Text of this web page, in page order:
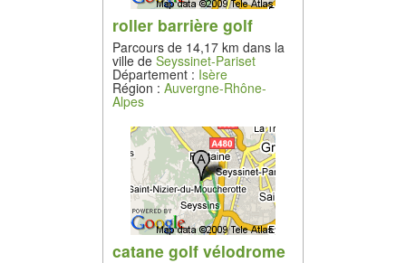
roller barrière golf
Parcours de 14,17 km dans la
ville de Seyssinet-Pariset
Département : Isère
Région : Auvergne-Rhône-
Alpes
catane golf vélodrome